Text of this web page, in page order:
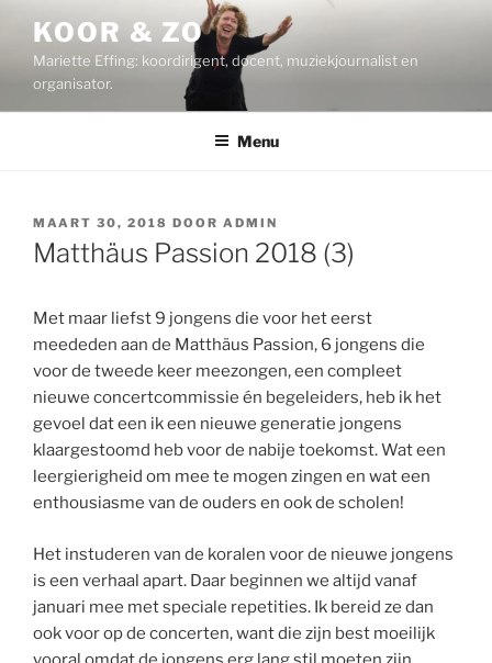
inhoud
KOOR & ZO
Mariette Effing: koordirigent, docent, muziekjournalist en
organisator.
Menu
GEPLAATST
OP
MAART 30, 2018 DOOR ADMIN
Matthäus Passion 2018 (3)
Met maar liefst 9 jongens die voor het eerst
meededen aan de Matthäus Passion, 6 jongens die
voor de tweede keer meezongen, een compleet
nieuwe concertcommissie én begeleiders, heb ik het
gevoel dat een ik een nieuwe generatie jongens
klaargestoomd heb voor de nabije toekomst. Wat een
leergierigheid om mee te mogen zingen en wat een
enthousiasme van de ouders en ook de scholen!
Het instuderen van de koralen voor de nieuwe jongens
is een verhaal apart. Daar beginnen we altijd vanaf
januari mee met speciale repetities. Ik bereid ze dan
ook voor op de concerten, want die zijn best moeilijk